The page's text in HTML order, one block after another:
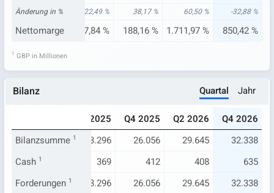
Änderung in %
-23,10 % 22,49 % 38,17 % 60,50 % -32,88 %
Nettomarge
96,47 % 2.007,84 % 188,16 % 1.711,97 % 850,42 %
1 GBP in Millionen
Bilanz Quartal Jahr
Q2 2025 Q4 2025 Q2 2026
Q4 2026
Bilanzsumme 1
21.641 23.296 26.056 29.645
32.338
Cash 1 369 412 408
635
Forderungen 1
21.641 23.296 26.056 29.645
32.338